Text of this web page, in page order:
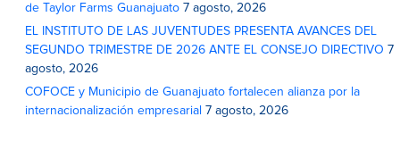
de Taylor Farms Guanajuato 7 agosto, 2026
EL INSTITUTO DE LAS JUVENTUDES PRESENTA AVANCES DEL
SEGUNDO TRIMESTRE DE 2026 ANTE EL CONSEJO DIRECTIVO 7
agosto, 2026
COFOCE y Municipio de Guanajuato fortalecen alianza por la
internacionalización empresarial 7 agosto, 2026